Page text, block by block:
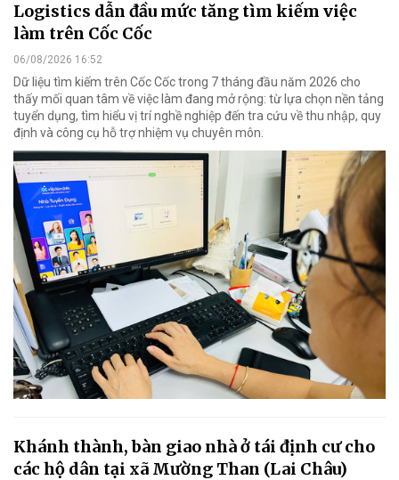
Logistics dẫn đầu mức tăng tìm kiếm việc
làm trên Cốc Cốc
06/08/2026 16:52
Dữ liệu tìm kiếm trên Cốc Cốc trong 7 tháng đầu năm 2026 cho
thấy mối quan tâm về việc làm đang mở rộng: từ lựa chọn nền tảng
tuyển dụng, tìm hiểu vị trí nghề nghiệp đến tra cứu về thu nhập, quy
định và công cụ hỗ trợ nhiệm vụ chuyên môn.
Khánh thành, bàn giao nhà ở tái định cư cho
các hộ dân tại xã Mường Than (Lai Châu)